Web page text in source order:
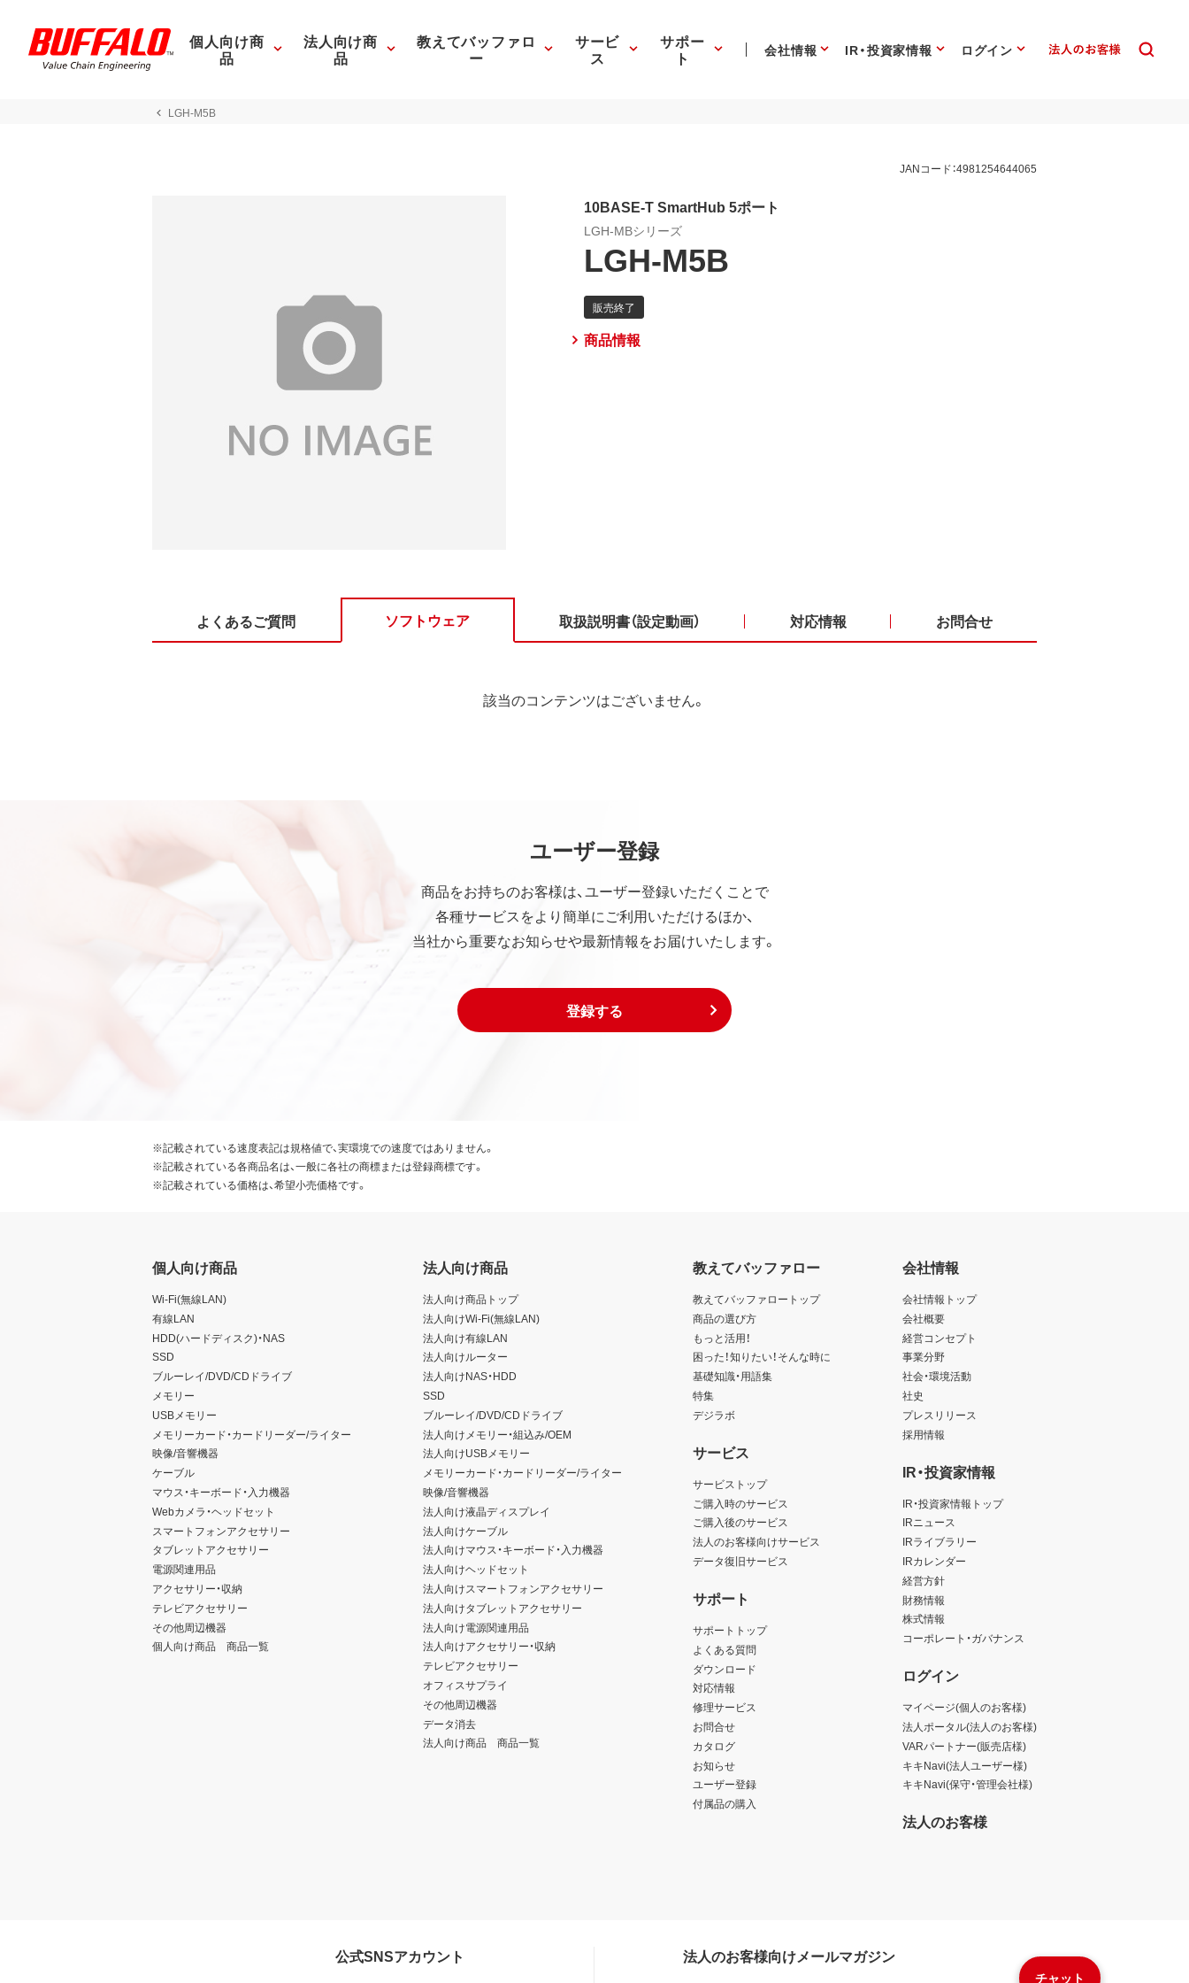
個人向け商
品
法人向け商
品
教えてバッファロ
ー
サービ
ス
サポー
ト 会社情報 IR・投資家情報 ログイン
LGH-M5B
JANコード：4981254644065
10BASE-T SmartHub 5ポート
LGH-MBシリーズ
LGH-M5B
商品情報
よくあるご質問 ソフトウェア 取扱説明書（設定動画） 対応情報 お問合せ
該当のコンテンツはございません。
ユーザー登録
商品をお持ちのお客様は、ユーザー登録いただくことで
各種サービスをより簡単にご利用いただけるほか、
当社から重要なお知らせや最新情報をお届けいたします。
登録する
チャット
※記載されている速度表記は規格値で、実環境での速度ではありません。
※記載されている各商品名は、一般に各社の商標または登録商標です。
※記載されている価格は、希望小売価格です。
個人向け商品
Wi-Fi(無線LAN)
有線LAN
HDD(ハードディスク)・NAS
SSD
ブルーレイ/DVD/CDドライブ
メモリー
USBメモリー
メモリーカード・カードリーダー/ライター
映像/音響機器
ケーブル
マウス・キーボード・入力機器
Webカメラ・ヘッドセット
スマートフォンアクセサリー
タブレットアクセサリー
電源関連用品
アクセサリー・収納
テレビアクセサリー
その他周辺機器
個人向け商品 商品一覧
法人向け商品
法人向け商品トップ
法人向けWi-Fi(無線LAN)
法人向け有線LAN
法人向けルーター
法人向けNAS・HDD
SSD
ブルーレイ/DVD/CDドライブ
法人向けメモリー・組込み/OEM
法人向けUSBメモリー
メモリーカード・カードリーダー/ライター
映像/音響機器
法人向け液晶ディスプレイ
法人向けケーブル
法人向けマウス・キーボード・入力機器
法人向けヘッドセット
法人向けスマートフォンアクセサリー
法人向けタブレットアクセサリー
法人向け電源関連用品
法人向けアクセサリー・収納
テレビアクセサリー
オフィスサプライ
その他周辺機器
データ消去
法人向け商品 商品一覧
教えてバッファロー
教えてバッファロートップ
商品の選び方
もっと活用！
困った！知りたい！そんな時に
基礎知識・用語集
特集
デジラボ
サービス
サービストップ
ご購入時のサービス
ご購入後のサービス
法人のお客様向けサービス
データ復旧サービス
サポート
サポートトップ
よくある質問
ダウンロード
対応情報
修理サービス
お問合せ
カタログ
お知らせ
ユーザー登録
付属品の購入
会社情報
会社情報トップ
会社概要
経営コンセプト
事業分野
社会・環境活動
社史
プレスリリース
採用情報
IR・投資家情報
IR・投資家情報トップ
IRニュース
IRライブラリー
IRカレンダー
経営方針
財務情報
株式情報
コーポレート・ガバナンス
ログイン
マイページ(個人のお客様)
法人ポータル(法人のお客様)
VARパートナー(販売店様)
キキNavi(法人ユーザー様)
キキNavi(保守・管理会社様)
法人のお客様
公式SNSアカウント 法人のお客様向けメールマガジン